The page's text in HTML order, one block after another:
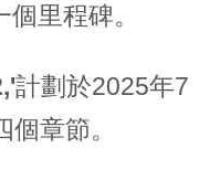
里程碑。
計劃於2025年7
章節。